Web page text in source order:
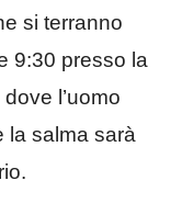
si terranno
9:30 presso la
l’uomo
la salma sarà